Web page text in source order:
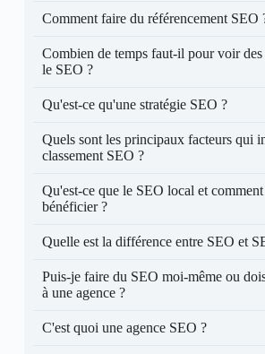
Comment faire du référencement SEO
Combien de temps faut-il pour voir des
le SEO ?
Qu'est-ce qu'une stratégie SEO ?
Quels sont les principaux facteurs qui
classement SEO ?
Qu'est-ce que le SEO local et
bénéficier ?
Quelle est la différence entre SEO et
Puis-je faire du SEO moi-même ou
à une agence ?
C'est quoi une agence SEO ?